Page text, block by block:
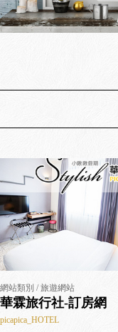
網站類別 / 旅遊網站
華霖旅行社-訂房網
picapica_HOTEL